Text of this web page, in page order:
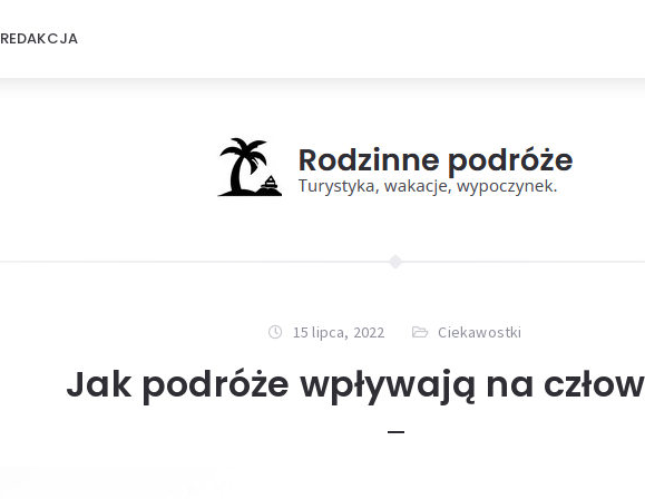
REDAKCJA
15 lipca, 2022 Ciekawostki
Jak podróże wpływają na